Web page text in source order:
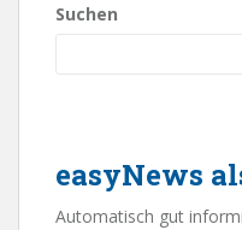
Suchen
easyNews
Automatisch gut